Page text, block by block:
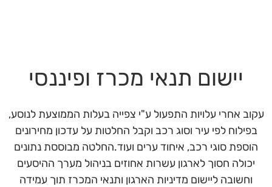
יישום תנאי מכרז ופיננסי
עקוב אחרי עלויות התפעול ע"י צפייה בעלות הממוצעת לנוסע,
בפילוח לפי עיר וסוג רכב וקבל החלטות על עדכון מחירונים
הוספת סוגי רכב, איחוד ערים ועוד.החלטה מבוססת נתונים
יכולה חסוך לארגון עשרות אחוזים בניהול מערך ההיסעים
וחשובה ליישום מדיניות הארגון ותנאי המכרז תוך עמידה